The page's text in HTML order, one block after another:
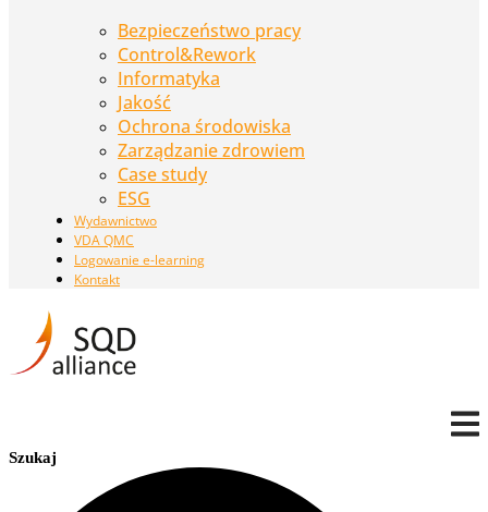
Bezpieczeństwo pracy
Control&Rework
Informatyka
Jakość
Ochrona środowiska
Zarządzanie zdrowiem
Case study
ESG
Wydawnictwo
VDA QMC
Logowanie e-learning
Kontakt
Szukaj